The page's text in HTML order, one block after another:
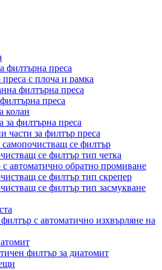
филтърна преса
с плоча и рамка
филтърна преса
преса
колан
за филтърна преса
части за филтър преса
се филтър
се филтър тип четка
автоматично обратно промиване
се филтър тип скрепер
се филтър тип засмукване
с автоматично изхвърляне на
филтър за диатомит